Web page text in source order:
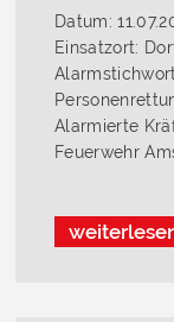
Datum:
Einsatzort:
Alarmierte
Feuerwehr